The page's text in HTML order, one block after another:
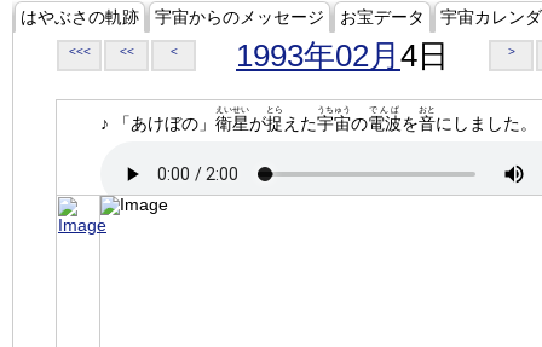
はやぶさの軌跡 宇宙からのメッセージ お宝データ 宇宙カレン
<<< << < 1993年02月 4日 >
♪ 「あけぼの」 衛星
えいせい
が捉
とら
えた宇宙
うちゅう
の電波
でんぱ
を音
おと
にしました。